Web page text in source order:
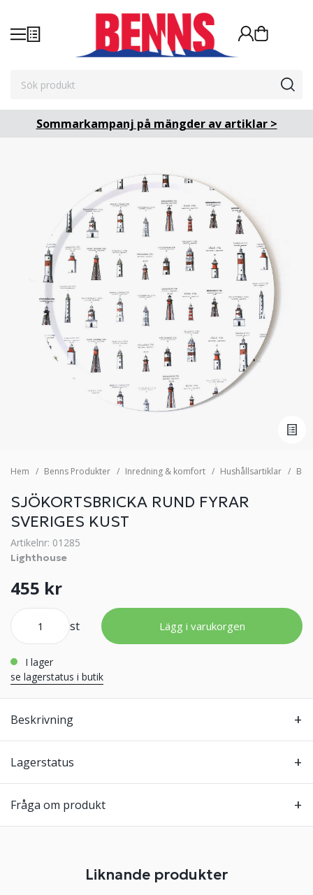
Sommarkampanj på mängder av artiklar >
Hem Benns Produkter Inredning & komfort Hushållsartiklar
SJÖKORTSBRICKA RUND FYRAR
SVERIGES KUST
Artikelnr: 01285
Lighthouse
455 kr
st Lägg i varukorgen
i lager
se lagerstatus i butik
Beskrivning
Lagerstatus
Fråga om produkt
Liknande produkter